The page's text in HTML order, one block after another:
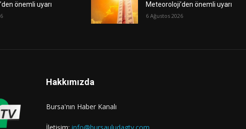
önemli uyarı
Meteoroloji’den önemli uyarı
6 Ağustos 2026
Hakkımızda
Bursa'nın Haber Kanalı